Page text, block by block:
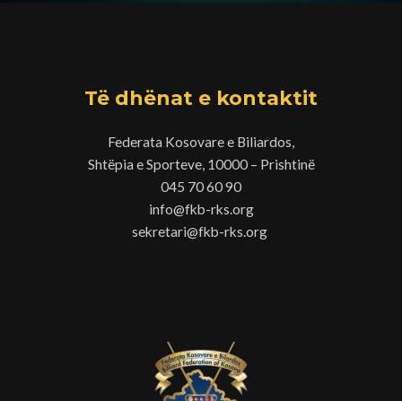
Të dhënat e kontaktit
Federata Kosovare e Biliardos,
Shtëpia e Sporteve, 10000 – Prishtinë
045 70 60 90
info@fkb-rks.org
sekretari@fkb-rks.org